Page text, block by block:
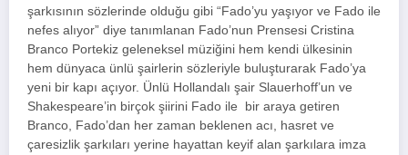
şarkısının sözlerinde olduğu gibi “Fado’yu yaşıyor ve Fado ile
nefes alıyor” diye tanımlanan Fado’nun Prensesi Cristina
Branco Portekiz geleneksel müziğini hem kendi ülkesinin
hem dünyaca ünlü şairlerin sözleriyle buluşturarak Fado’ya
yeni bir kapı açıyor. Ünlü Hollandalı şair Slauerhoff’un ve
Shakespeare’in birçok şiirini Fado ile bir araya getiren
Branco, Fado’dan her zaman beklenen acı, hasret ve
çaresizlik şarkıları yerine hayattan keyif alan şarkılara imza